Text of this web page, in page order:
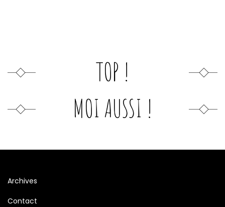
TOP !
MOI AUSSI !
Archives
Contact